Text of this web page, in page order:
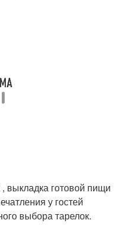
выкладка готовой пищи
у гостей
выбора тарелок.